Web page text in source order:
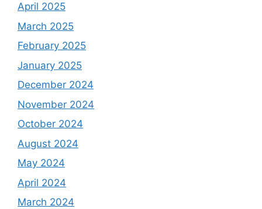
April 2025
March 2025
February 2025
January 2025
December 2024
November 2024
October 2024
August 2024
May 2024
April 2024
March 2024